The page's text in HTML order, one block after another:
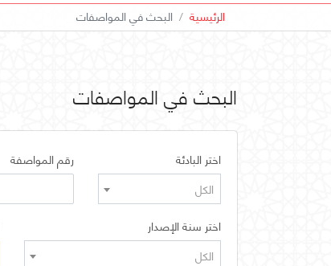
الرئيسية البحث في المواصفات
البحث في المواصفات
اختر البادئة
الكل
رقم المواصفة
اختر سنة الإصدار
الكل